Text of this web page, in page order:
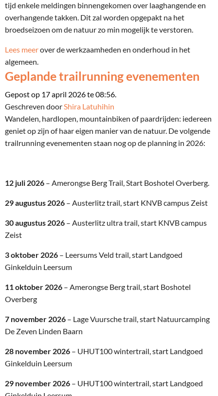
tijd enkele meldingen binnengekomen over laaghangende en
overhangende takken. Dit zal worden opgepakt na het
broedseizoen om de natuur zo min mogelijk te verstoren.
Lees meerover de werkzaamheden en onderhoud in het
algemeen.
Geplande trailrunning evenementen
Gepost op 17 april 2026 te 08:56.
Geschreven doorShira Latuhihin
Wandelen, hardlopen, mountainbiken of paardrijden: iedereen
geniet op zijn of haar eigen manier van de natuur. De volgende
trailrunning evenementen staan nog op de planning in 2026:
12 juli 2026 – Amerongse Berg Trail, Start Boshotel Overberg.
29 augustus 2026 – Austerlitz trail, start KNVB campus Zeist
30 augustus 2026 – Austerlitz ultra trail, start KNVB campus
Zeist
3 oktober 2026 – Leersums Veld trail, start Landgoed
Ginkelduin Leersum
11 oktober 2026 – Amerongse Berg trail, start Boshotel
Overberg
7 november 2026 – Lage Vuursche trail, start Natuurcamping
De Zeven Linden Baarn
28 november 2026 – UHUT100 wintertrail, start Landgoed
Ginkelduin Leersum
29 november 2026 – UHUT100 wintertrail, start Landgoed